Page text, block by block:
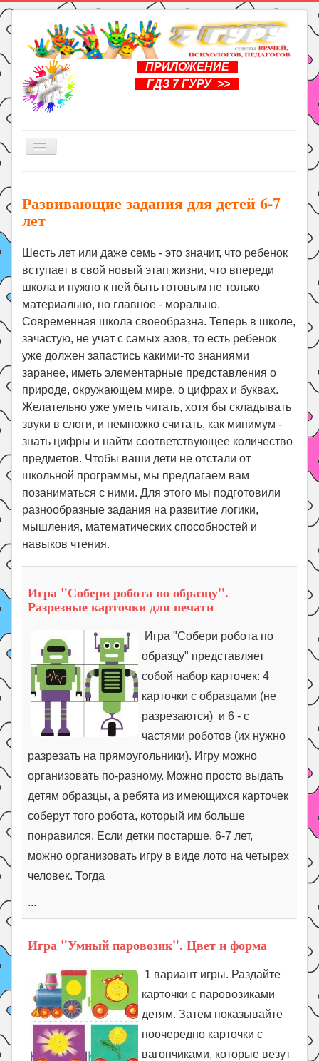
ПРИЛОЖЕНИЕ
ГДЗ 7 ГУРУ >>
Включить/
Книги
Рукоделие
Подготовка к школе
Уроки
ГДЗ
Праздники
Летом!
Поиск
Развивающие задания для детей 6-7
лет
Шесть лет или даже семь - это значит, что ребенок
вступает в свой новый этап жизни, что впереди
школа и нужно к ней быть готовым не только
материально, но главное - морально.
Современная школа своеобразна. Теперь в школе,
зачастую, не учат с самых азов, то есть ребенок
уже должен запастись какими-то знаниями
заранее, иметь элементарные представления о
природе, окружающем мире, о цифрах и буквах.
Желательно уже уметь читать, хотя бы складывать
звуки в слоги, и немножко считать, как минимум -
знать цифры и найти соответствующее количество
предметов. Чтобы ваши дети не отстали от
школьной программы, мы предлагаем вам
позаниматься с ними. Для этого мы подготовили
разнообразные задания на развитие логики,
мышления, математических способностей и
навыков чтения.
Игра "Собери робота по образцу".
Разрезные карточки для печати
Игра "Собери робота по
образцу" представляет
собой набор карточек: 4
карточки с образцами (не
разрезаются) и 6 - с
частями роботов (их нужно
разрезать на прямоугольники). Игру можно
организовать по-разному. Можно просто выдать
детям образцы, а ребята из имеющихся карточек
соберут того робота, который им больше
понравился. Если детки постарше, 6-7 лет,
можно организовать игру в виде лото на четырех
человек. Тогда
...
Игра "Умный паровозик". Цвет и форма
1 вариант игры. Раздайте
карточки с паровозиками
детям. Затем показывайте
поочередно карточки с
вагончиками, которые везут